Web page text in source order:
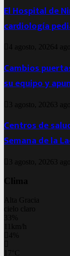
El Hospital de
cardiología
4 agosto, 20264
Cambios
su equipo y
3 agosto, 2026 3
Centros de
Semana de la
3 agosto, 2026 3
Clima
Alta Gracia
cielo claro
33%
11km/h
4%
17 C